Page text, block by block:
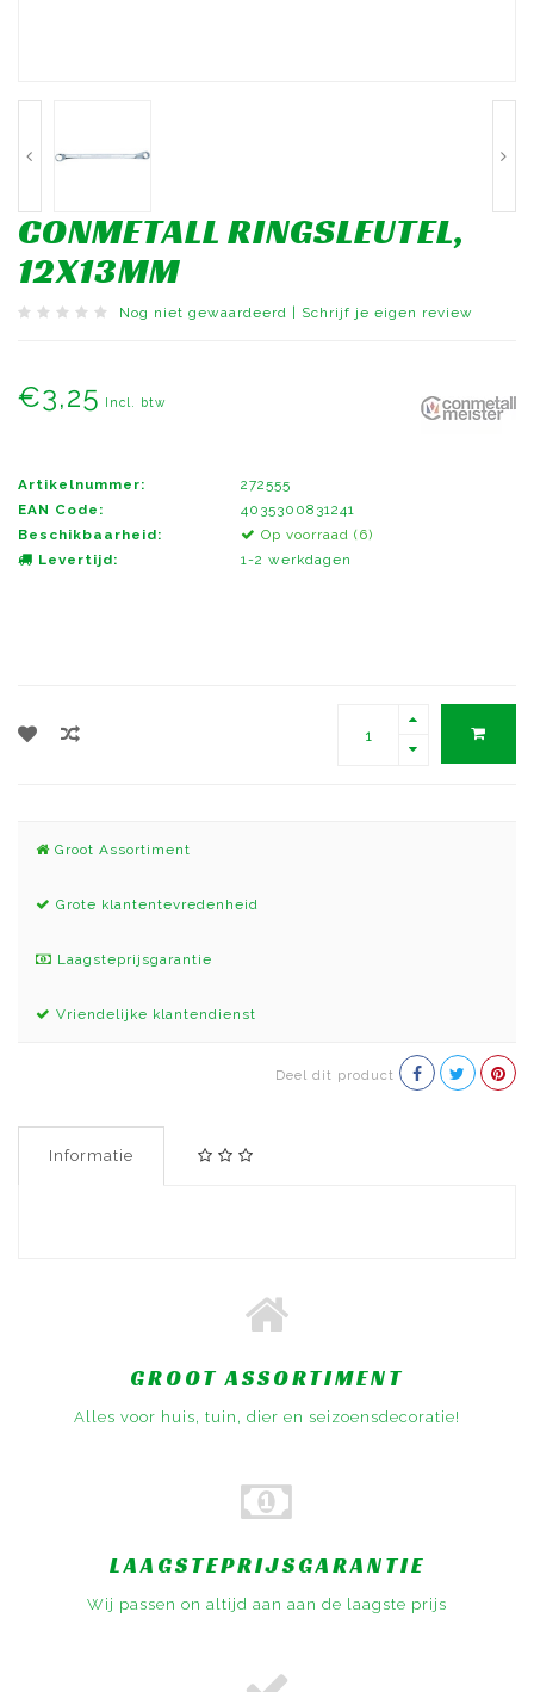
CONMETALL RINGSLEUTEL,
12X13MM
Nog niet gewaardeerd Schrijf je eigen review
€3,25 Incl. btw
Artikelnummer:
272555
EAN Code:
4035300831241
Beschikbaarheid:
Op voorraad (6)
Levertijd:
1-2 werkdagen
Groot Assortiment
Grote klantentevredenheid
Laagsteprijsgarantie
Vriendelijke klantendienst
Deel dit product
Informatie
GROOT ASSORTIMENT
Alles voor huis, tuin, dier en seizoensdecoratie!
LAAGSTEPRIJSGARANTIE
Wij passen on altijd aan aan de laagste prijs